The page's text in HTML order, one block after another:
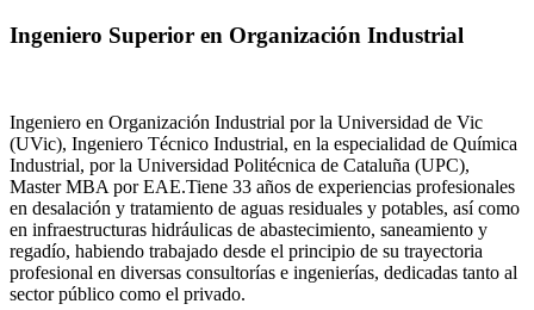
Ingeniero Superior en Organización Industrial
Ingeniero en Organización Industrial por la Universidad de Vic
(UVic), Ingeniero Técnico Industrial, en la especialidad de Química
Industrial, por la Universidad Politécnica de Cataluña (UPC),
Master MBA por EAE.Tiene 33 años de experiencias profesionales
en desalación y tratamiento de aguas residuales y potables, así como
en infraestructuras hidráulicas de abastecimiento, saneamiento y
regadío, habiendo trabajado desde el principio de su trayectoria
profesional en diversas consultorías e ingenierías, dedicadas tanto al
sector público como el privado.